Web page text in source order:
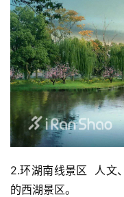
2.环湖南线景区  人文
的西湖景区。